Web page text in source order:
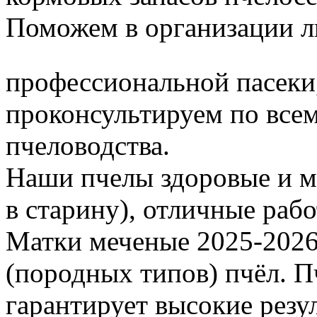
Поможем в организации
профессиональной
проконсультируем по
пчеловодства.
Наши пчелы здоровые и
в старину), отличные
Матки меченые 2025-
(породных типов) пчёл.
гарантирует высокие